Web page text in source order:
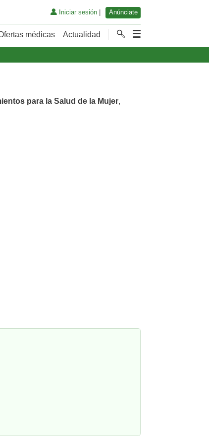
Iniciar sesión| Anúnciate
médicas Actualidad
para la Salud de la Mujer,